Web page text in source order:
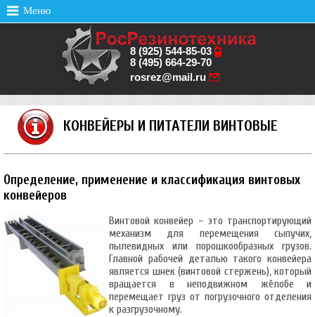
8 (925) 544-85-03
8 (495) 664-29-70
rosrez@mail.ru
КОНВЕЙЕРЫ И ПИТАТЕЛИ ВИНТОВЫЕ
Определение, применение и классификация винтовых
конвейеров
Винтовой конвейер – это транспортирующий
механизм для перемещения сыпучих,
пылевидных или порошкообразных грузов.
Главной рабочей деталью такого конвейера
является шнек (винтовой стержень), который
вращается в неподвижном жёлобе и
перемещает груз от погрузочного отделения
к разгрузочному.